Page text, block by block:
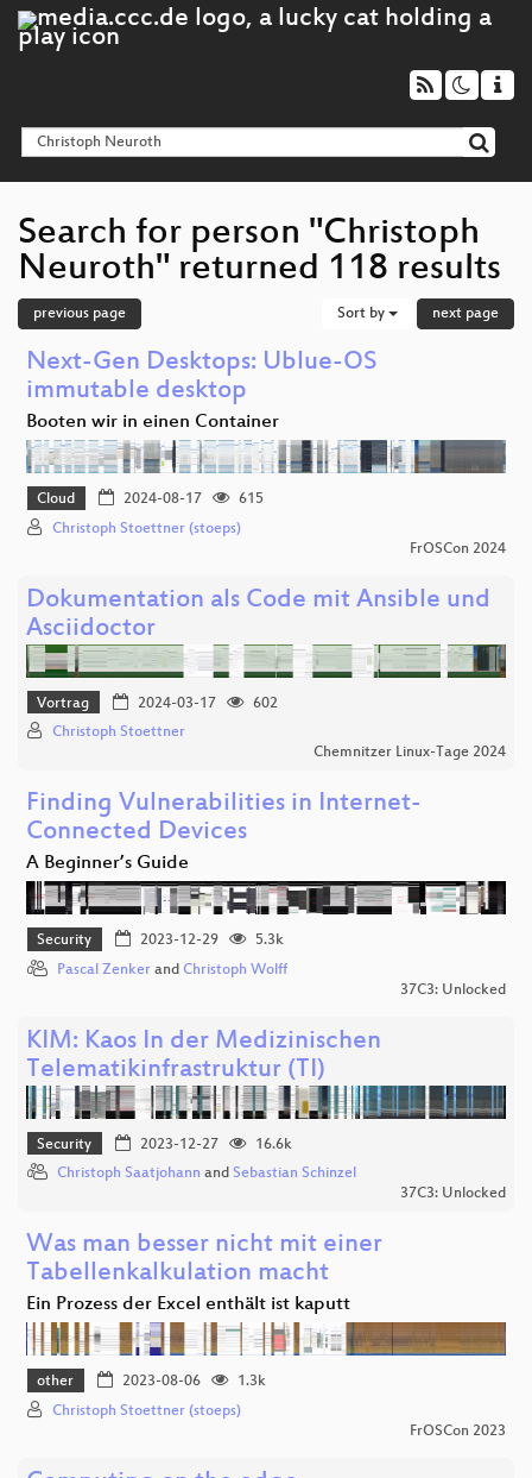
Search for person "Christoph
Neuroth" returned 118 results
previous page Sort by next page
Next-Gen Desktops: Ublue-OS
immutable desktop
Booten wir in einen Container
Cloud 2024-08-17
615
Christoph Stoettner (stoeps)
FrOSCon 2024
Dokumentation als Code mit Ansible und
Asciidoctor
Vortrag 2024-03-17
602
Christoph Stoettner
Chemnitzer Linux-Tage 2024
Finding Vulnerabilities in Internet-
Connected Devices
A Beginner’s Guide
Security 2023-12-29
5.3k
Pascal Zenker and Christoph Wolff
37C3: Unlocked
KIM: Kaos In der Medizinischen
Telematikinfrastruktur (TI)
Security 2023-12-27
16.6k
Christoph Saatjohann and Sebastian Schinzel
37C3: Unlocked
Was man besser nicht mit einer
Tabellenkalkulation macht
Ein Prozess der Excel enthält ist kaputt
other 2023-08-06
1.3k
Christoph Stoettner (stoeps)
FrOSCon 2023